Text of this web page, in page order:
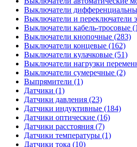
Выключатели
Выключатели и переключатели
Выключатели кабель-тросовые
Выключатели кнопочные (283)
Выключатели концевые (162)
Выключатели кулачковые (51)
Выключатели нагрузки
Выключатели сумеречные (2)
Выпрямители (1)
Датчики (1)
Датчики давления (23)
Датчики индуктивные (184)
Датчики оптические (16)
Датчики расстояния (7)
Датчики температуры (1)
Датчики тока (10)